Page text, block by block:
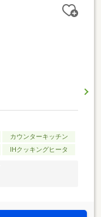
カウンターキッチン
IHクッキングヒータ